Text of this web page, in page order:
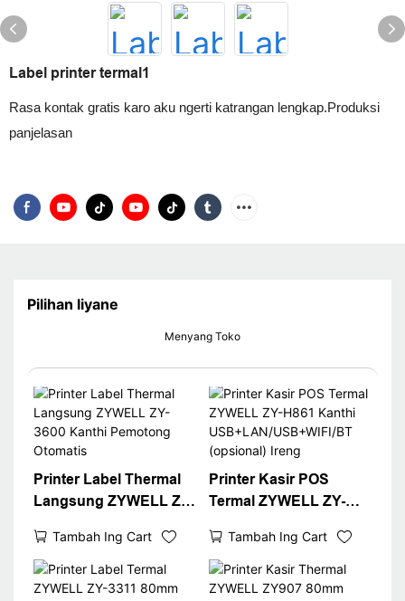
Label printer termal1
Rasa kontak gratis karo aku ngerti katrangan lengkap.Produksi
panjelasan
Pilihan liyane
Menyang Toko
Printer Label Thermal
Langsung ZYWELL ZY-
Otomatis
Tambah Ing Cart
Printer Kasir POS
Termal ZYWELL ZY-
USB+LAN/USB+WIFI/B
T (opsional) Ireng
Tambah Ing Cart